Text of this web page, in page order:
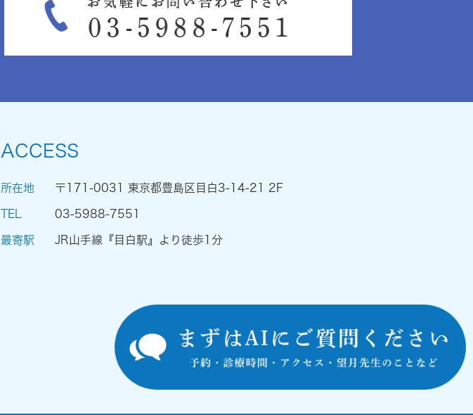
ACCESS
所在地 〒171-0031 東京都豊島区目白3-14-21 2F
TEL 03-5988-7551
最寄駅 JR山手線『目白駅』より徒歩1分